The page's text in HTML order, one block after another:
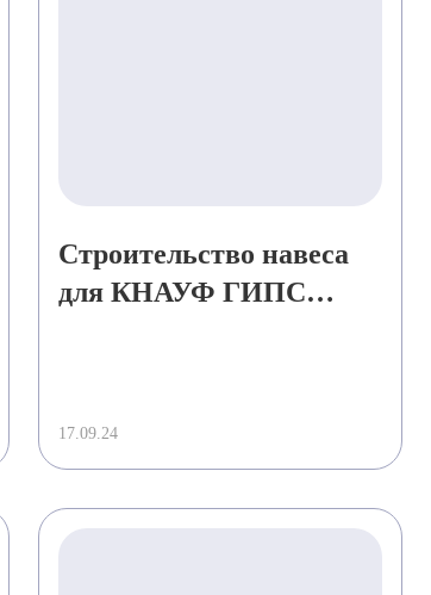
Строительство навеса
для КНАУФ ГИПС
17.09.24